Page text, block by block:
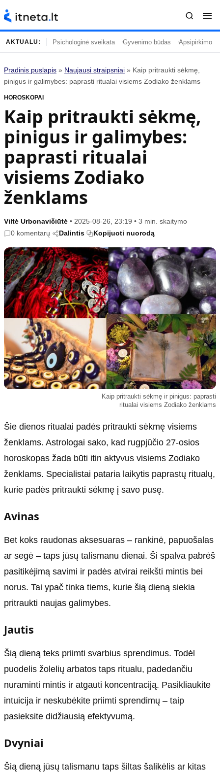
Turinys
Naujausi straipsniai
Gyvenimas
Įdomybės
Mada
Mokslas
Namai ir interjeras
Temos
Kulinarija
Technologijos
Gyvenimo būdas
Vasaros mada
Tėvai ir vaikai
Populiaru
Kultūra
Sodas ir daržas
Sveikata ir grožis
Karjera
Psichologinė sveikata
Tvari mada
Etikos politika
Klaidų taisymo politika
Naudojimo sąlygos
Privatumo politika
Reklamos politika
Slapukų politika
Redakcija
Apie mus
Autoriai
Kontaktai
AKTUALU: Psichologinė sveikata Gyvenimo būdas Apsipirkimo
Pradinis puslapis » Naujausi straipsniai » Kaip pritraukti sėkmę,
pinigus ir galimybes: paprasti ritualai visiems Zodiako ženklams
HOROSKOPAI
Kaip pritraukti sėkmę,
pinigus ir galimybes:
paprasti ritualai
visiems Zodiako
ženklams
Viltė Urbonavičiūtė • 2025-08-26, 23:19 • 3 min. skaitymo
0 komentarų
Dalintis Kopijuoti nuorodą
Kaip pritraukti sėkmę ir pinigus: paprasti
ritualai visiems Zodiako ženklams
Šie dienos ritualai padės pritraukti sėkmę visiems
ženklams. Astrologai sako, kad rugpjūčio 27-osios
horoskopas žada būti itin aktyvus visiems Zodiako
ženklams. Specialistai pataria laikytis paprastų ritualų,
kurie padės pritraukti sėkmę į savo pusę.
Avinas
Bet koks raudonas aksesuaras – rankinė, papuošalas
ar segė – taps jūsų talismanu dienai. Ši spalva pabrėš
pasitikėjimą savimi ir padės atvirai reikšti mintis bei
norus. Tai ypač tinka tiems, kurie šią dieną siekia
pritraukti naujas galimybes.
Jautis
Šią dieną teks priimti svarbius sprendimus. Todėl
puodelis žolelių arbatos taps ritualu, padedančiu
nuraminti mintis ir atgauti koncentraciją. Pasikliaukite
intuicija ir neskubėkite priimti sprendimų – taip
pasieksite didžiausią efektyvumą.
Dvyniai
Šią dieną jūsų talismanu taps šiltas šalikėlis ar kitas